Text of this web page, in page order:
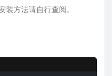
装方法请自行查阅。